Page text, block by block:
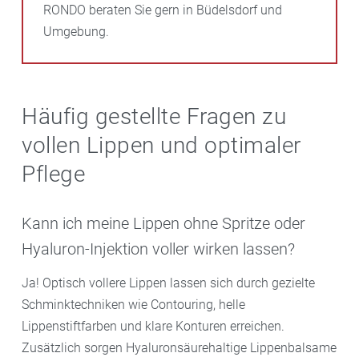
RONDO beraten Sie gern in Büdelsdorf und
Umgebung.
Häufig gestellte Fragen zu
vollen Lippen und optimaler
Pflege
Kann ich meine Lippen ohne Spritze oder
Hyaluron-Injektion voller wirken lassen?
Ja! Optisch vollere Lippen lassen sich durch gezielte
Schminktechniken wie Contouring, helle
Lippenstiftfarben und klare Konturen erreichen.
Zusätzlich sorgen Hyaluronsäurehaltige Lippenbalsame